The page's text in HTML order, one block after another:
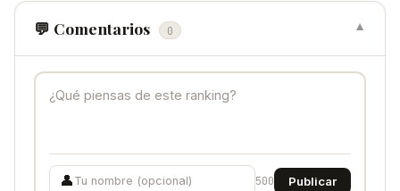
💬 Comentarios 0 ▼
👤 500 Publicar